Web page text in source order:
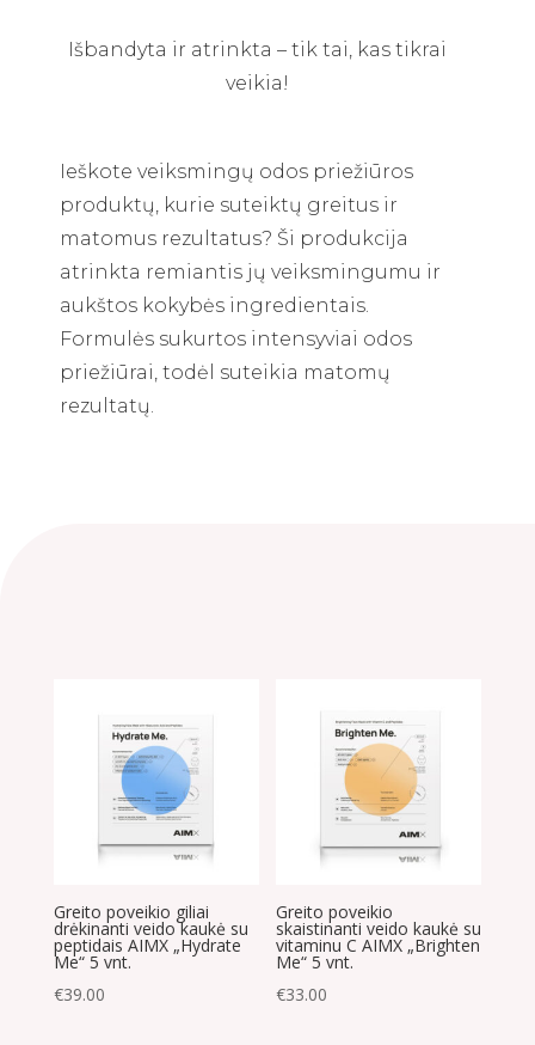
Išbandyta ir atrinkta – tik tai, kas tikrai
veikia!
Ieškote veiksmingų odos priežiūros
produktų, kurie suteiktų greitus ir
matomus rezultatus? Ši produkcija
atrinkta remiantis jų veiksmingumu ir
aukštos kokybės ingredientais.
Formulės sukurtos intensyviai odos
priežiūrai, todėl suteikia matomų
rezultatų.
Greito poveikio giliai
drėkinanti veido kaukė su
peptidais AIMX „Hydrate
Me“ 5 vnt.
€39.00
Greito poveikio
skaistinanti veido kaukė su
vitaminu C AIMX „Brighten
Me“ 5 vnt.
€33.00